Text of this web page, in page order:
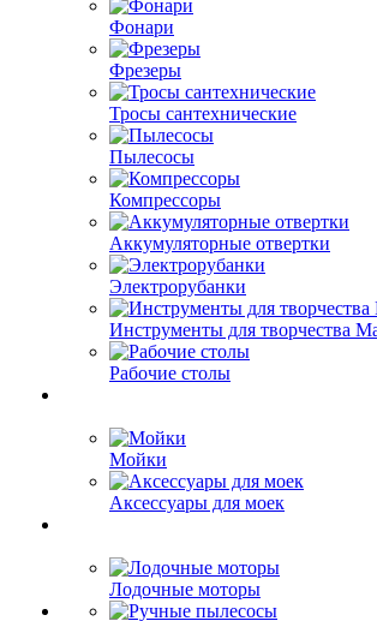
Фонари
Фрезеры
Тросы сантехнические
Пылесосы
Компрессоры
Аккумуляторные отвертки
Электрорубанки
Инструменты для творчества
Рабочие столы
Мойки
Аксессуары для моек
Лодочные моторы